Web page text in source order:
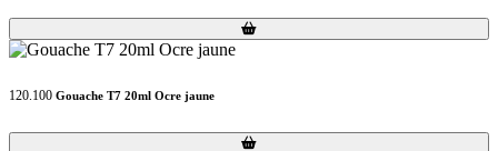
Loading...
Loading...
120.100 Gouache T7 20ml Ocre jaune
Loading...
Loading...